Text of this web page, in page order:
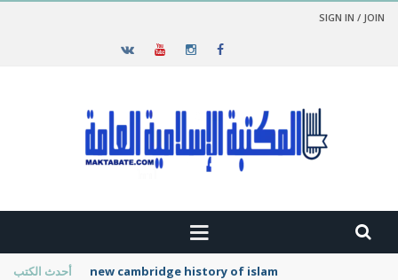
SIGN IN / JOIN
أحدث الكتب new cambridge history of islam